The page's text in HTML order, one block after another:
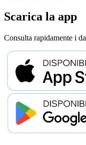
Scarica la app
Consulta rapidamente i